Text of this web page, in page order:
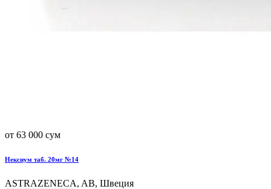
от 63 000 сум
Нексиум таб. 20мг №14
ASTRAZENECA, AB, Швеция